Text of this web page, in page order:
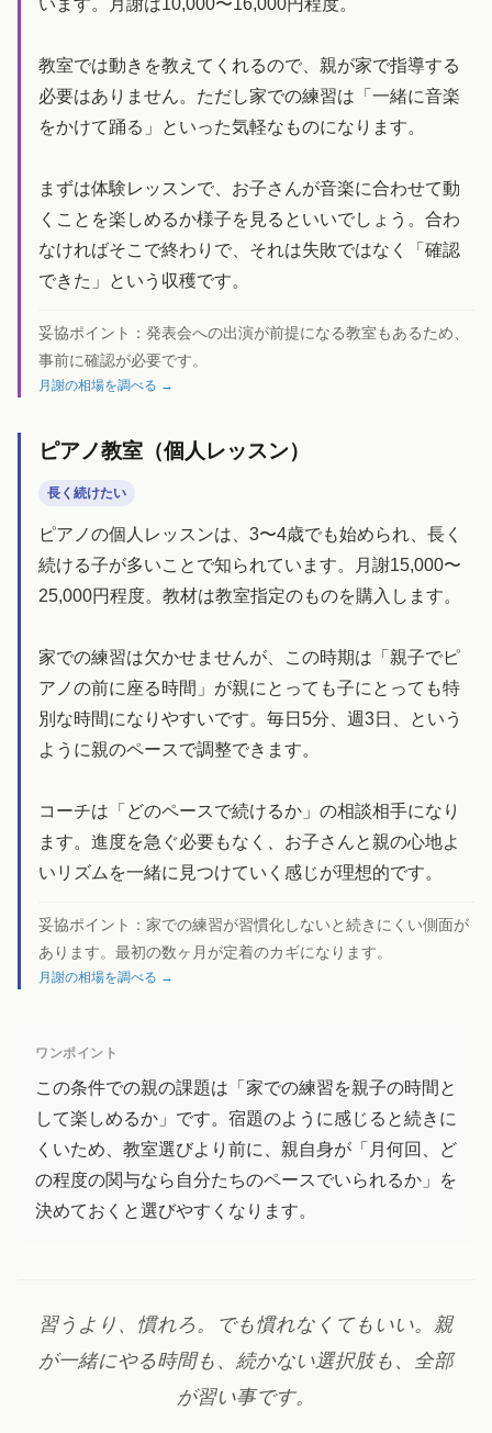
教室では動きを教えてくれるので、親が家で指導する
必要はありません。ただし家での練習は「一緒に音楽
をかけて踊る」といった気軽なものになります。
まずは体験レッスンで、お子さんが音楽に合わせて動
くことを楽しめるか様子を見るといいでしょう。合わ
なければそこで終わりで、それは失敗ではなく「確認
できた」という収穫です。
妥協ポイント： 発表会への出演が前提になる教室もあるため、
事前に確認が必要です。
月謝の相場を調べる →
ピアノ教室（個人レッスン）
長く続けたい
ピアノの個人レッスンは、3〜4歳でも始められ、長く
続ける子が多いことで知られています。月謝15,000〜
25,000円程度。教材は教室指定のものを購入します。
家での練習は欠かせませんが、この時期は「親子でピ
アノの前に座る時間」が親にとっても子にとっても特
別な時間になりやすいです。毎日5分、週3日、という
ように親のペースで調整できます。
コーチは「どのペースで続けるか」の相談相手になり
ます。進度を急ぐ必要もなく、お子さんと親の心地よ
いリズムを一緒に見つけていく感じが理想的です。
妥協ポイント： 家での練習が習慣化しないと続きにくい側面が
あります。最初の数ヶ月が定着のカギになります。
月謝の相場を調べる →
ワンポイント
この条件での親の課題は「家での練習を親子の時間と
して楽しめるか」です。宿題のように感じると続きに
くいため、教室選びより前に、親自身が「月何回、ど
の程度の関与なら自分たちのペースでいられるか」を
決めておくと選びやすくなります。
習うより、慣れろ。でも慣れなくてもいい。親
が一緒にやる時間も、続かない選択肢も、全部
が習い事です。